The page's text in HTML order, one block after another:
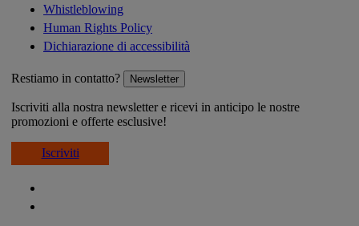
Whistleblowing
Human Rights Policy
Dichiarazione di accessibilità
Restiamo in contatto? Newsletter
Iscriviti alla nostra newsletter e ricevi in anticipo le nostre
promozioni e offerte esclusive!
Iscriviti